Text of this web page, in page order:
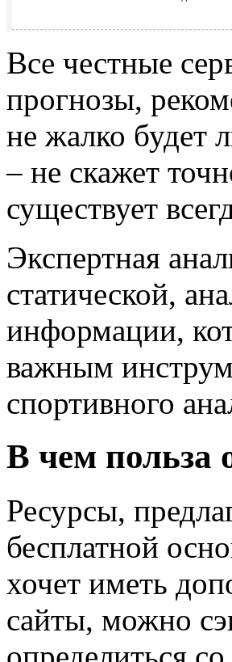
Все честные
прогнозы,
не жалко будет
– не скажет
существует
Экспертная
статической,
информации,
важным
спортивного
В чем польза
Ресурсы,
бесплатной
хочет иметь
сайты, можно